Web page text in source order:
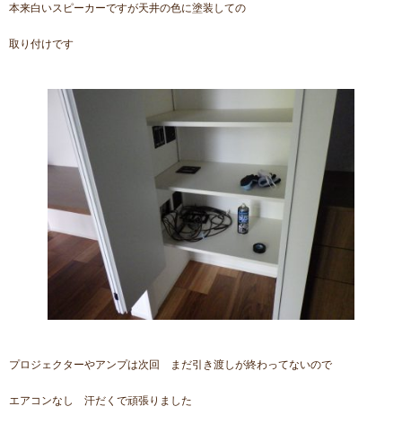
本来白いスピーカーですが天井の色に塗装しての
取り付けです
プロジェクターやアンプは次回 まだ引き渡しが終わってないので
エアコンなし 汗だくで頑張りました